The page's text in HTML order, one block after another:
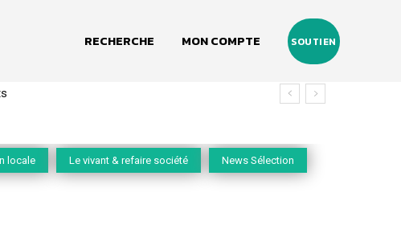
RECHERCHE MON COMPTE SOUTIEN
locale Le vivant & refaire société News Sélection